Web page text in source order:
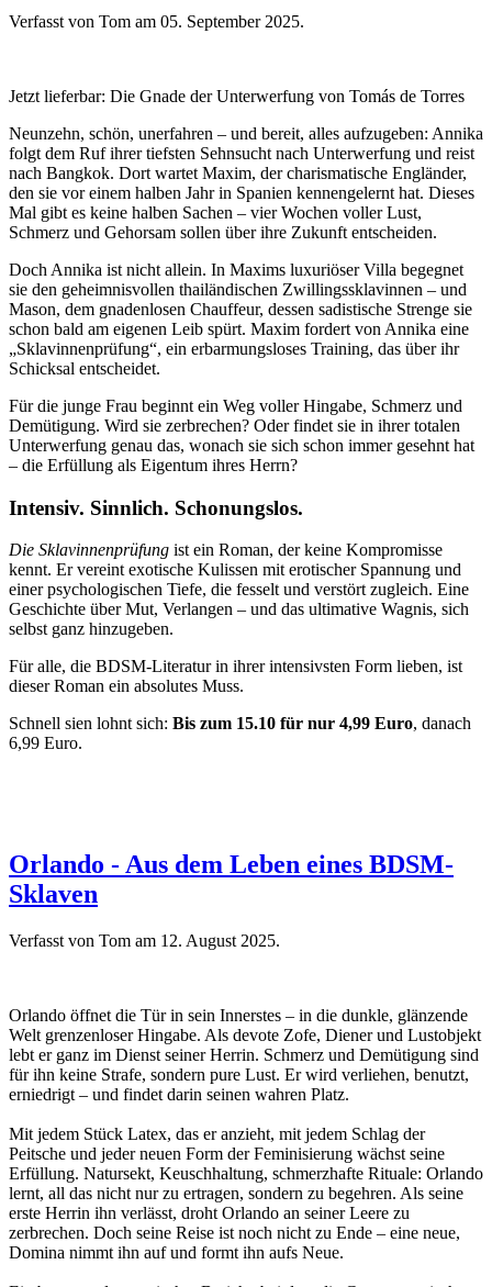
Verfasst von Tom am 05. September 2025.
Jetzt lieferbar: Die Gnade der Unterwerfung von Tomás de Torres
Neunzehn, schön, unerfahren – und bereit, alles aufzugeben: Annika
folgt dem Ruf ihrer tiefsten Sehnsucht nach Unterwerfung und reist
nach Bangkok. Dort wartet Maxim, der charismatische Engländer,
den sie vor einem halben Jahr in Spanien kennengelernt hat. Dieses
Mal gibt es keine halben Sachen – vier Wochen voller Lust,
Schmerz und Gehorsam sollen über ihre Zukunft entscheiden.
Doch Annika ist nicht allein. In Maxims luxuriöser Villa begegnet
sie den geheimnisvollen thailändischen Zwillingssklavinnen – und
Mason, dem gnadenlosen Chauffeur, dessen sadistische Strenge sie
schon bald am eigenen Leib spürt. Maxim fordert von Annika eine
„Sklavinnenprüfung“, ein erbarmungsloses Training, das über ihr
Schicksal entscheidet.
Für die junge Frau beginnt ein Weg voller Hingabe, Schmerz und
Demütigung. Wird sie zerbrechen? Oder findet sie in ihrer totalen
Unterwerfung genau das, wonach sie sich schon immer gesehnt hat
– die Erfüllung als Eigentum ihres Herrn?
Intensiv. Sinnlich. Schonungslos.
Die Sklavinnenprüfung ist ein Roman, der keine Kompromisse
kennt. Er vereint exotische Kulissen mit erotischer Spannung und
einer psychologischen Tiefe, die fesselt und verstört zugleich. Eine
Geschichte über Mut, Verlangen – und das ultimative Wagnis, sich
selbst ganz hinzugeben.
Für alle, die BDSM-Literatur in ihrer intensivsten Form lieben, ist
dieser Roman ein absolutes Muss.
Schnell sien lohnt sich: Bis zum 15.10 für nur 4,99 Euro, danach
6,99 Euro.
Orlando - Aus dem Leben eines BDSM-
Sklaven
Verfasst von Tom am 12. August 2025.
Orlando öffnet die Tür in sein Innerstes – in die dunkle, glänzende
Welt grenzenloser Hingabe. Als devote Zofe, Diener und Lustobjekt
lebt er ganz im Dienst seiner Herrin. Schmerz und Demütigung sind
für ihn keine Strafe, sondern pure Lust. Er wird verliehen, benutzt,
erniedrigt – und findet darin seinen wahren Platz.
Mit jedem Stück Latex, das er anzieht, mit jedem Schlag der
Peitsche und jeder neuen Form der Feminisierung wächst seine
Erfüllung. Natursekt, Keuschhaltung, schmerzhafte Rituale: Orlando
lernt, all das nicht nur zu ertragen, sondern zu begehren. Als seine
erste Herrin ihn verlässt, droht Orlando an seiner Leere zu
zerbrechen. Doch seine Reise ist noch nicht zu Ende – eine neue,
Domina nimmt ihn auf und formt ihn aufs Neue.